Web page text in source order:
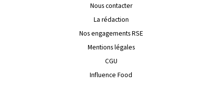
Nous contacter
La rédaction
Nos engagements RSE
Mentions légales
CGU
Influence Food